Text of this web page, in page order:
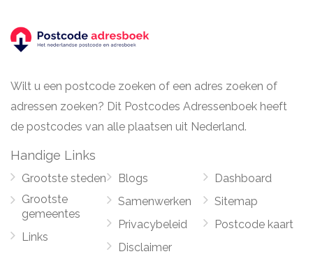
Wilt u een postcode zoeken of een adres zoeken of
adressen zoeken? Dit Postcodes Adressenboek heeft
de postcodes van alle plaatsen uit Nederland.
Handige Links
Grootste steden
Grootste
gemeentes
Links
Blogs
Samenwerken
Privacybeleid
Disclaimer
Dashboard
Sitemap
Postcode kaart